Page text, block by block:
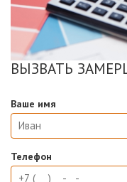
ВЫЗВАТЬ
Ваше имя
Телефон